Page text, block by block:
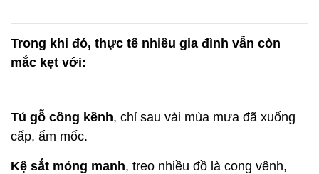
Trong khi đó, thực tế nhiều gia đình vẫn còn
mắc kẹt với:
Tủ gỗ cồng kềnh, chỉ sau vài mùa mưa đã xuống
cấp, ẩm mốc.
Kệ sắt mỏng manh, treo nhiều đồ là cong vênh,